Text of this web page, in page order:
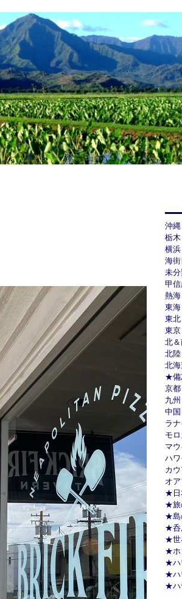
沖縄
栃
横
海
未
甲信
熱
東海
東北
東京
北
北陸
北海
★備
京
九州
中国
ラ
モ
マ
ハ
カ
オ
★日
★旅
★島
★呑
★世
★ホ
★ハ
★ハ
★ハ